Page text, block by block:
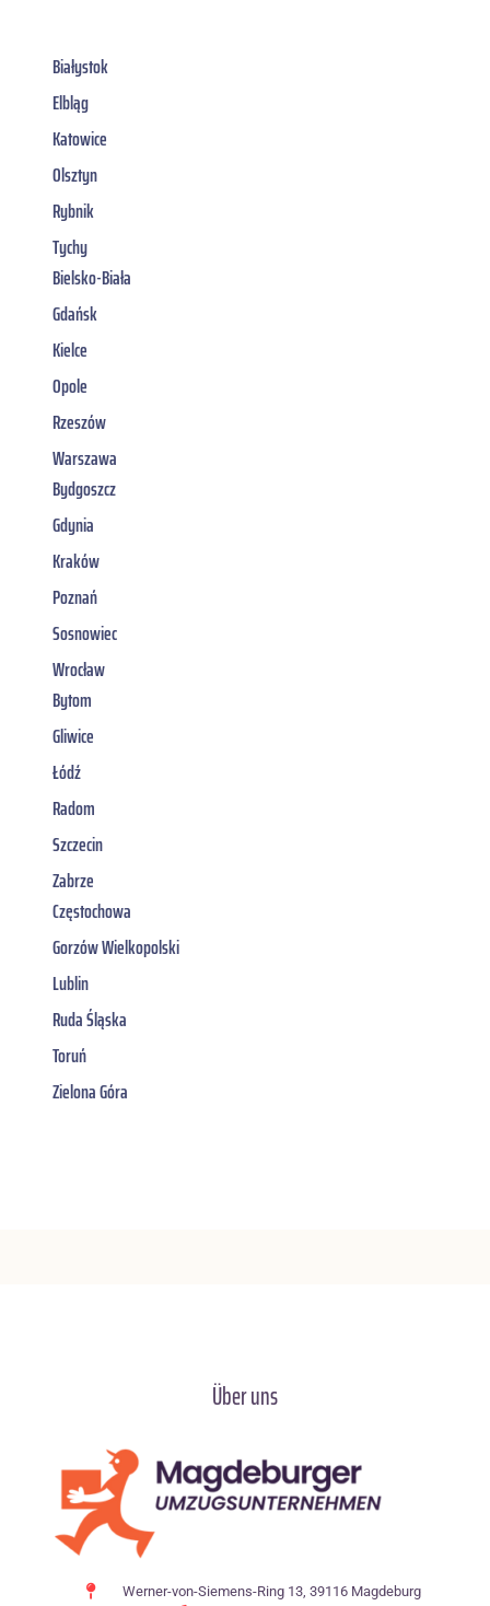
Białystok
Elbląg
Katowice
Olsztyn
Rybnik
Tychy
Bielsko-Biała
Gdańsk
Kielce
Opole
Rzeszów
Warszawa
Bydgoszcz
Gdynia
Kraków
Poznań
Sosnowiec
Wrocław
Bytom
Gliwice
Łódź
Radom
Szczecin
Zabrze
Częstochowa
Gorzów Wielkopolski
Lublin
Ruda Śląska
Toruń
Zielona Góra
Über uns
Werner-von-Siemens-Ring 13, 39116 Magdeburg